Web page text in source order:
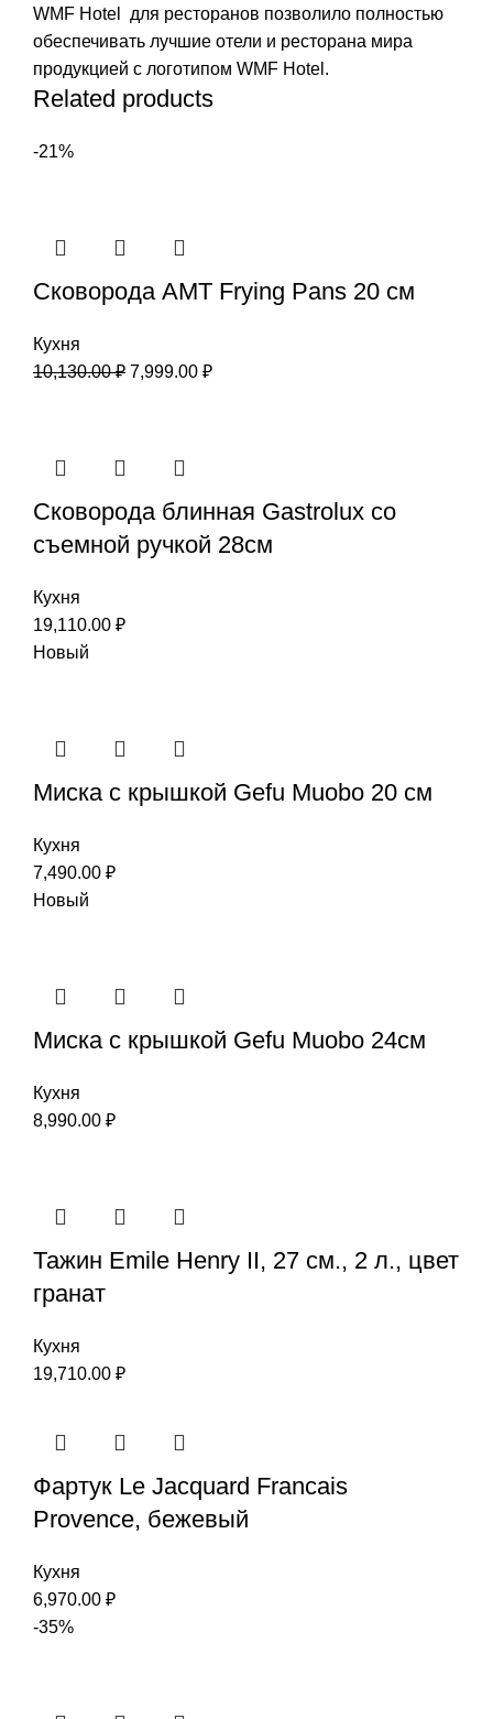
WMF Hotel для ресторанов позволило полностью
обеспечивать лучшие отели и ресторана мира
продукцией с логотипом WMF Hotel.
Related products
-21%
Сковорода AMT Frying Pans 20 см
Кухня
10,130.00₽ 7,999.00 ₽
Сковорода блинная Gastrolux со
съемной ручкой 28см
Кухня
19,110.00 ₽
Новый
Миска с крышкой Gefu Мuоbо 20 см
Кухня
7,490.00 ₽
Новый
Миска с крышкой Gefu Мuоbо 24см
Кухня
8,990.00 ₽
Тажин Emile Henry II, 27 см., 2 л., цвет
гранат
Кухня
19,710.00 ₽
Фартук Le Jacquard Francais
Provence, бежевый
Кухня
6,970.00 ₽
-35%